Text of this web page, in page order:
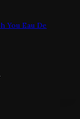
You Eau De